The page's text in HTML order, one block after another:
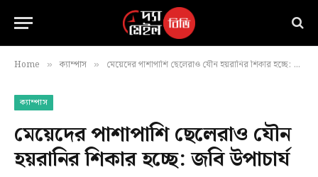
Home » ক্যাম্পাস » মেয়েদের পাশাপাশি ছেলেরাও যৌন হয়রানির শিকার হচ্ছে: জবি উপাচার্য
ক্যাম্পাস
মেয়েদের পাশাপাশি ছেলেরাও যৌন
হয়রানির শিকার হচ্ছে: জবি উপাচার্য